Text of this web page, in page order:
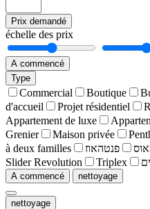
Prix demandé
échelle des prix
A commencé
Type
Commercial Boutique
d'accueil
Projet résidentiel
Appartement de luxe
Grenier
Maison privée
à deux familles
פנטהאוז
Slider Revolution
Triplex
A commencé nettoyage
nettoyage